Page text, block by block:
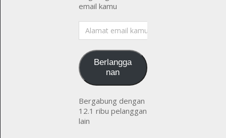
email kamu
Alamat
email
Berlangga
nan
Bergabung dengan
12.1 ribu pelanggan
lain